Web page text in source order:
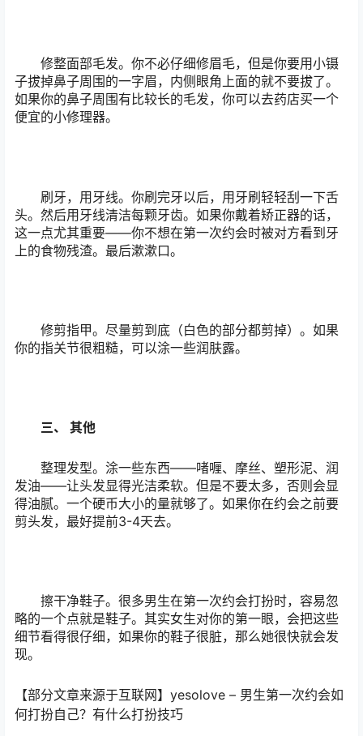
修整面部毛发。你不必仔细修眉毛，但是你要用小镊
子拔掉鼻子周围的一字眉，内侧眼角上面的就不要拔了。
如果你的鼻子周围有比较长的毛发，你可以去药店买一个
便宜的小修理器。
刷牙，用牙线。你刷完牙以后，用牙刷轻轻刮一下舌
头。然后用牙线清洁每颗牙齿。如果你戴着矫正器的话，
这一点尤其重要——你不想在第一次约会时被对方看到牙
上的食物残渣。最后漱漱口。
修剪指甲。尽量剪到底（白色的部分都剪掉）。如果
你的指关节很粗糙，可以涂一些润肤露。
三、 其他
整理发型。涂一些东西——啫喱、摩丝、塑形泥、润
发油——让头发显得光洁柔软。但是不要太多，否则会显
得油腻。一个硬币大小的量就够了。如果你在约会之前要
剪头发，最好提前3-4天去。
擦干净鞋子。很多男生在第一次约会打扮时，容易忽
略的一个点就是鞋子。其实女生对你的第一眼，会把这些
细节看得很仔细，如果你的鞋子很脏，那么她很快就会发
现。
【部分文章来源于互联网】yesolove – 男生第一次约会如
何打扮自己？有什么打扮技巧